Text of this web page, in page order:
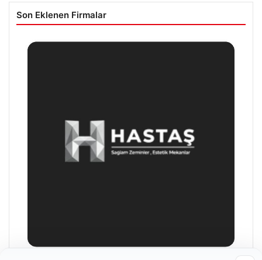
Son Eklenen Firmalar